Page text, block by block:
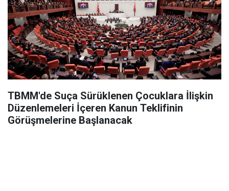
TBMM'de Suça Sürüklenen Çocuklara İlişkin
Düzenlemeleri İçeren Kanun Teklifinin
Görüşmelerine Başlanacak